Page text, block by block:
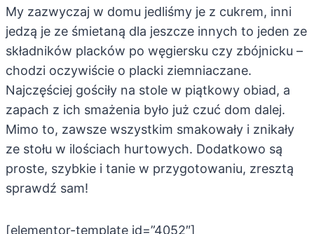
My zazwyczaj w domu jedliśmy je z cukrem, inni
jedzą je ze śmietaną dla jeszcze innych to jeden ze
składników placków po węgiersku czy zbójnicku –
chodzi oczywiście o placki ziemniaczane.
Najczęściej gościły na stole w piątkowy obiad, a
zapach z ich smażenia było już czuć dom dalej.
Mimo to, zawsze wszystkim smakowały i znikały
ze stołu w ilościach hurtowych. Dodatkowo są
proste, szybkie i tanie w przygotowaniu, zresztą
sprawdź sam!
[elementor-template id=”4052″]